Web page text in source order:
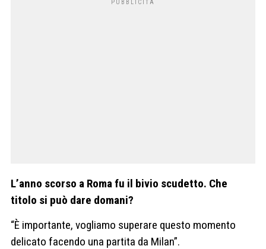
L’anno scorso a Roma fu il bivio scudetto. Che
titolo si può dare domani?
“È importante, vogliamo superare questo momento
delicato facendo una partita da Milan”.